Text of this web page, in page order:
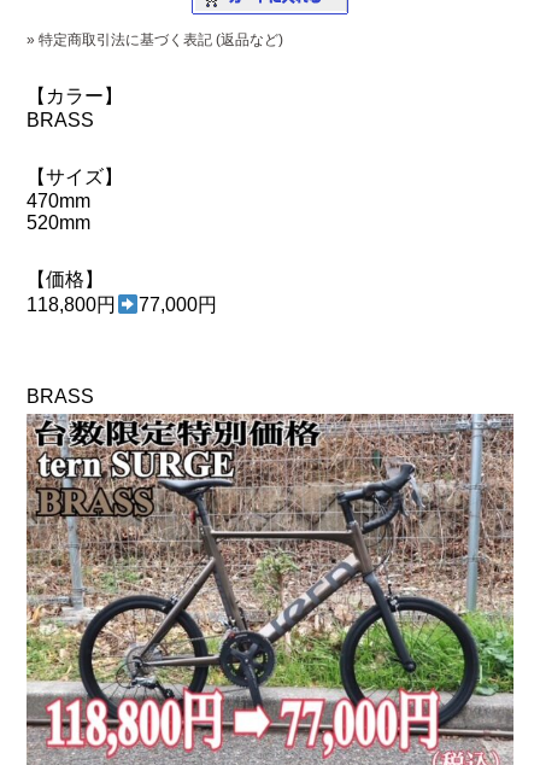
RITEWAY（ライトウェイ）
tern Crest
tern SURGE
tern SURGE PRO
» 特定商取引法に基づく表記 (返品など)
【カラー】
BRASS
【サイズ】
470mm
520mm
【価格】
118,800円
77,000円
BRASS